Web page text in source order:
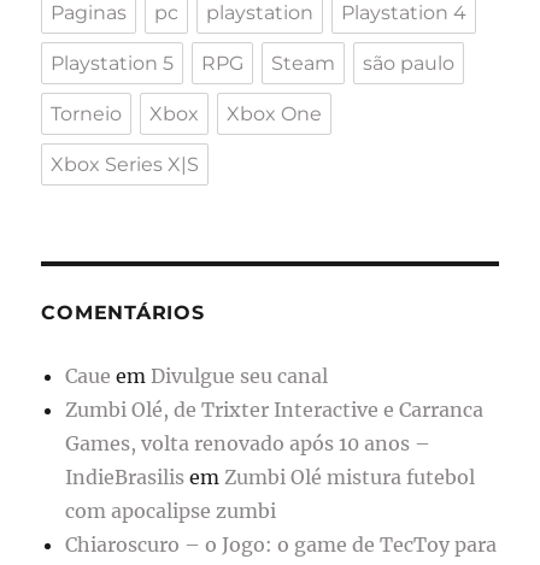
Paginas pc playstation Playstation 4
Playstation 5 RPG Steam são paulo
Torneio Xbox Xbox One
Xbox Series X|S
COMENTÁRIOS
Caue emDivulgue seu canal
Zumbi Olé, de Trixter Interactive e Carranca
Games, volta renovado após 10 anos –
IndieBrasilis emZumbi Olé mistura futebol
com apocalipse zumbi
Chiaroscuro – o Jogo: o game de TecToy para